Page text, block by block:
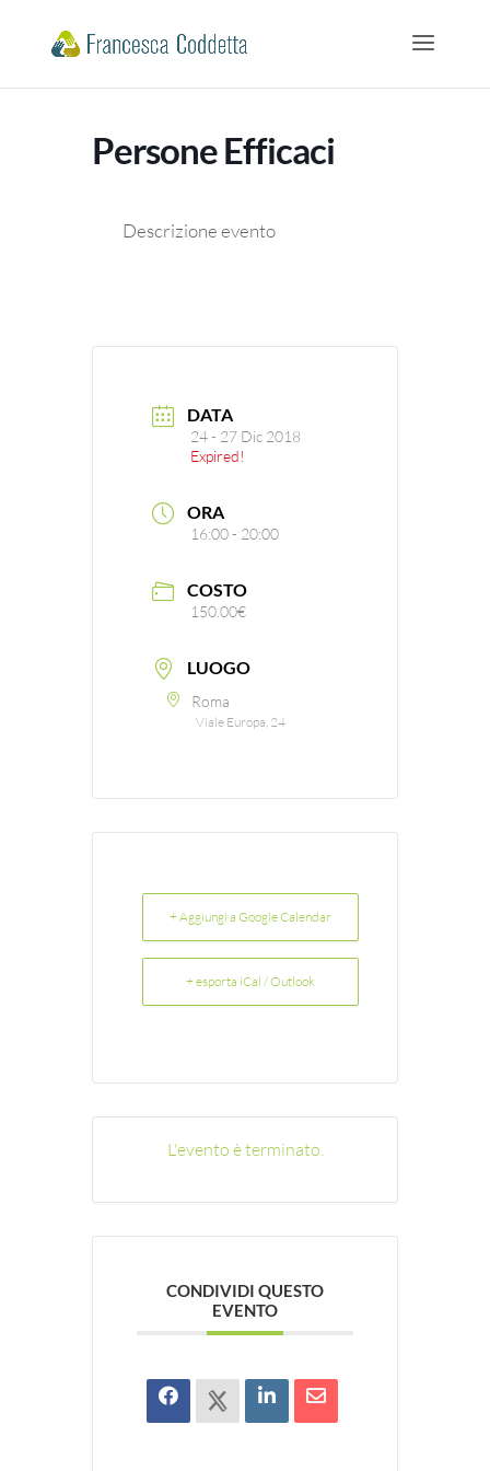
Persone Efficaci
Descrizione evento
DATA
24 - 27 Dic 2018
Expired!
ORA
16:00 - 20:00
COSTO
150.00€
LUOGO
Roma
Viale Europa, 24
+ Aggiungi a Google Calendar
+ esporta iCal / Outlook
L'evento è terminato.
CONDIVIDI QUESTO
EVENTO